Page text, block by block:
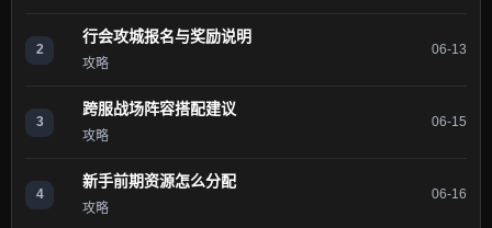
2
行会攻城报名与奖励说明
攻略
06-13
3
跨服战场阵容搭配建议
攻略
06-15
4
新手前期资源怎么分配
攻略
06-16